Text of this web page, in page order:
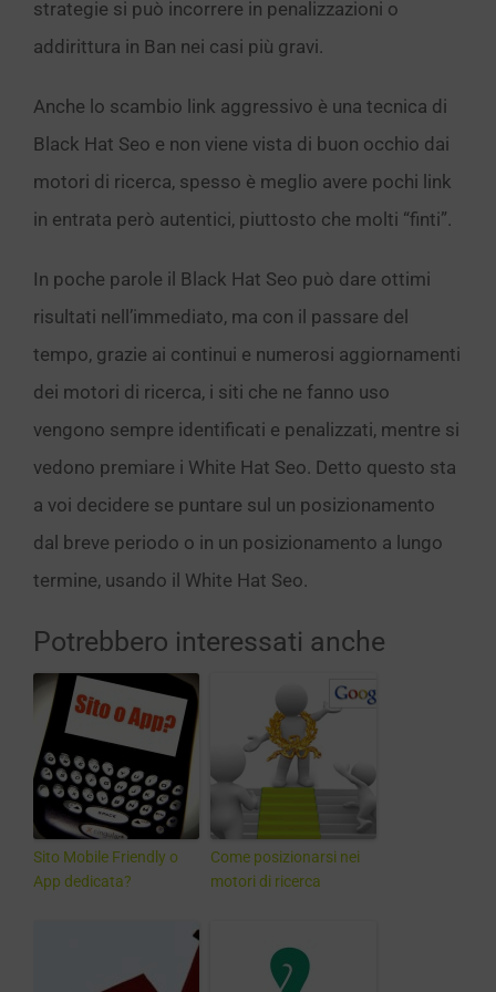
strategie si può incorrere in penalizzazioni o
addirittura in Ban nei casi più gravi.
Anche lo scambio link aggressivo è una tecnica di
Black Hat Seo e non viene vista di buon occhio dai
motori di ricerca, spesso è meglio avere pochi link
in entrata però autentici, piuttosto che molti “finti”.
In poche parole il Black Hat Seo può dare ottimi
risultati nell’immediato, ma con il passare del
tempo, grazie ai continui e numerosi aggiornamenti
dei motori di ricerca, i siti che ne fanno uso
vengono sempre identificati e penalizzati, mentre si
vedono premiare i White Hat Seo. Detto questo sta
a voi decidere se puntare sul un posizionamento
dal breve periodo o in un posizionamento a lungo
termine, usando il White Hat Seo.
Potrebbero interessati anche
Sito Mobile Friendly o
App dedicata?
Come posizionarsi nei
motori di ricerca